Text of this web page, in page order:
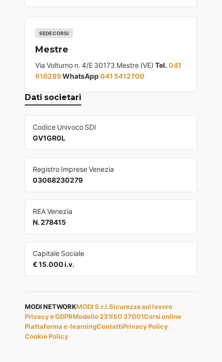
SEDE CORSI
Mestre
Via Volturno n. 4/E 30173 Mestre (VE) Tel. 041
616289WhatsApp041 5412700
Dati societari
Codice Univoco SDI
GV1GR0L
Registro Imprese Venezia
03068230279
REA Venezia
N. 278415
Capitale Sociale
€ 15.000 i.v.
MODI NETWORKMODI S.r.l.Sicurezza sul lavoro
Privacy e GDPRModello 231ISO 37001Corsi online
Piattaforma e-learningContattiPrivacy Policy
Cookie Policy